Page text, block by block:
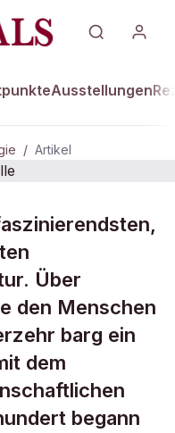
Ausstellungen
/ Artikel
sie alle
Über
den Menschen
barg ein
dem
begann